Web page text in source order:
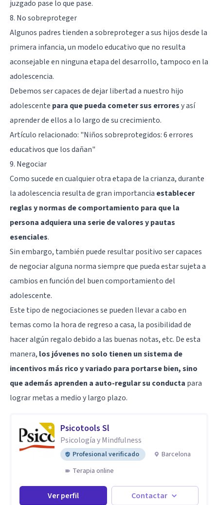
juzgado pase lo que pase.
8. No sobreproteger
Algunos padres tienden a sobreproteger a sus hijos desde la
primera infancia, un modelo educativo que no resulta
aconsejable en ninguna etapa del desarrollo, tampoco en la
adolescencia.
Debemos ser capaces de dejar libertad a nuestro hijo
adolescente para que pueda cometer sus erroresy así
aprender de ellos a lo largo de su crecimiento.
Artículo relacionado: "Niños sobreprotegidos: 6 errores
educativos que los dañan"
9. Negociar
Como sucede en cualquier otra etapa de la crianza, durante
la adolescencia resulta de gran importancia establecer
reglas y normas de comportamiento para que la
persona adquiera una serie de valores y pautas
esenciales.
Sin embargo, también puede resultar positivo ser capaces
de negociar alguna norma siempre que pueda estar sujeta a
cambios en función del buen comportamiento del
adolescente.
Este tipo de negociaciones se pueden llevar a cabo en
temas como la hora de regreso a casa, la posibilidad de
hacer algún regalo debido a las buenas notas, etc. De esta
manera, los jóvenes no solo tienen un sistema de
incentivos más rico y variado para portarse bien, sino
que además aprenden a auto-regular su conducta para
lograr metas a medio y largo plazo.
Psicotools Sl
Psicología y Mindfulness
Profesional verificado
Barcelona
Terapia online
Ver perfil Contactar